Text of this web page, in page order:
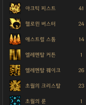
아크틱 피스트 41
핼로윈 버스터 24
애스트럴 스톰 14
엘레멘탈 커튼 1
엘레멘탈 퀘이크 26
초월의 크리스탈 23
초월의 룬 1